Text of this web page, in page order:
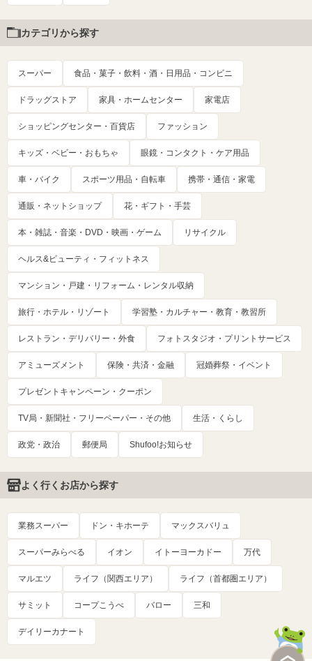
カテゴリから探す
スーパー 食品・菓子・飲料・酒・日用品・コンビニ
ドラッグストア 家具・ホームセンター 家電店
ショッピングセンター・百貨店 ファッション
キッズ・ベビー・おもちゃ 眼鏡・コンタクト・ケア用品
車・バイク スポーツ用品・自転車 携帯・通信・家電
通販・ネットショップ 花・ギフト・手芸
本・雑誌・音楽・DVD・映画・ゲーム リサイクル
ヘルス&ビューティ・フィットネス
マンション・戸建・リフォーム・レンタル収納
旅行・ホテル・リゾート 学習塾・カルチャー・教育・教習所
レストラン・デリバリー・外食 フォトスタジオ・プリントサービス
アミューズメント 保険・共済・金融 冠婚葬祭・イベント
プレゼントキャンペーン・クーポン
TV局・新聞社・フリーペーパー・その他 生活・くらし
政党・政治 郵便局 Shufoo!お知らせ
よく行くお店から探す
業務スーパー ドン・キホーテ マックスバリュ
スーパーみらべる イオン イトーヨーカドー 万代
マルエツ ライフ（関西エリア） ライフ（首都圏エリア）
サミット コープこうべ バロー 三和
デイリーカナート